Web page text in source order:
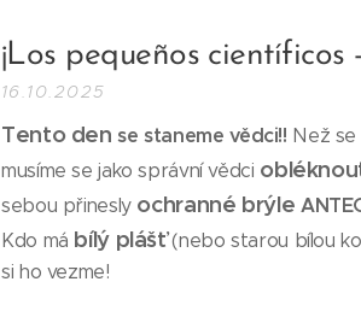
¡Los pequeños
16.10.2025
Tento dense staneme vědci!! Než se
musíme se jako správní vědci
sebou přinesly ochranné brýle
Kdo má bílý plášť(nebo starou bílou
si ho vezme!